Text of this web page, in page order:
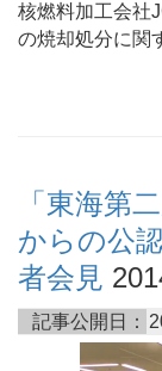
核燃料加工会社
の焼却処分に関
「東海第
からの公
者会見
記事公開日：